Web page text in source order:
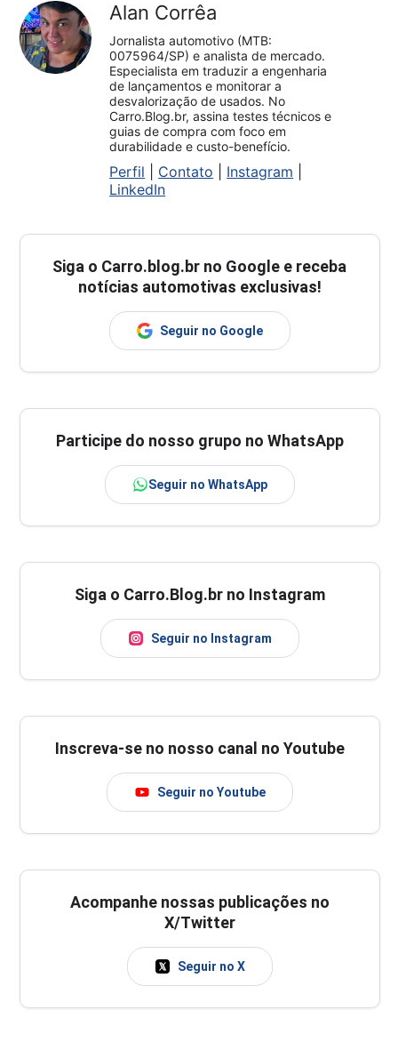
Alan Corrêa
Jornalista automotivo (MTB:
0075964/SP) e analista de mercado.
Especialista em traduzir a engenharia
de lançamentos e monitorar a
desvalorização de usados. No
Carro.Blog.br, assina testes técnicos e
guias de compra com foco em
durabilidade e custo-benefício.
Perfil Contato Instagram
LinkedIn
Siga o Carro.blog.br no Google e receba
notícias automotivas exclusivas!
Seguir no Google
Participe do nosso grupo no WhatsApp
Seguir no WhatsApp
Siga o Carro.Blog.br no Instagram
Seguir no Instagram
Inscreva-se no nosso canal no Youtube
Seguir no Youtube
Acompanhe nossas publicações no
X/Twitter
Seguir no X